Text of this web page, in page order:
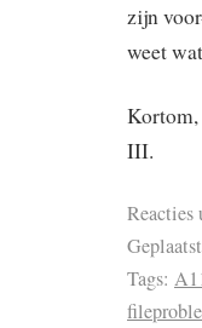
zijn
weet
Kortom,
III.
Reacties
Tags: